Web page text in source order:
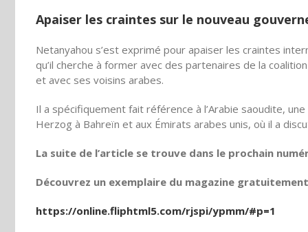
Apaiser les craintes sur le nouveau
Netanyahou s’est exprimé pour apaiser les craintes
qu’il cherche à former avec des partenaires de la
et avec ses voisins arabes.
Il a spécifiquement fait référence à l’Arabie saoudite,
Herzog à Bahreïn et aux Émirats arabes unis, où il a
La suite de l’article se trouve dans le prochain
Découvrez un exemplaire du magazine
https://online.fliphtml5.com/rjspi/ypmm/#p=1